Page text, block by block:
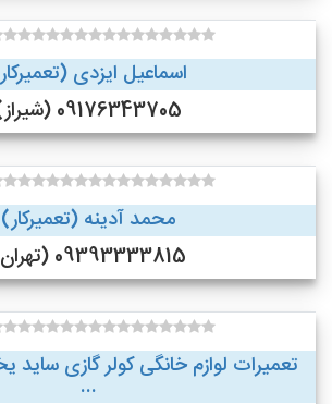
اسماعیل ایزدی (تعمیرکار)
09176343705 (شیراز)
محمد آدینه (تعمیرکار)
09393333815 (تهران)
تعمیرات لوازم خانگی کولر گازی ساید
...